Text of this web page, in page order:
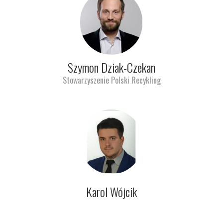
Szymon Dziak-Czekan
Stowarzyszenie Polski Recykling
Karol Wójcik